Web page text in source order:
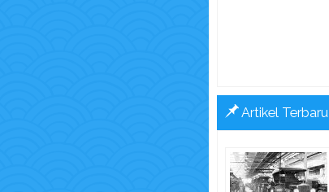
Artikel Terbaru